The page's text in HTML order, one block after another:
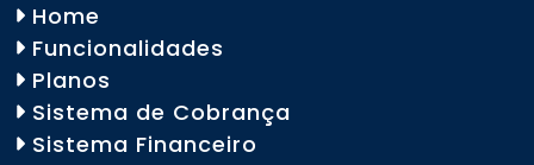
Home
Funcionalidades
Planos
Sistema de Cobrança
Sistema Financeiro